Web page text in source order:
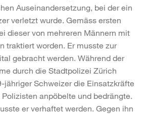
Auseinandersetzung, bei der ein
verletzt wurde. Gemäss ersten
dieser von mehreren Männern mit
traktiert worden. Er musste zur
gebracht werden. Während der
durch die Stadtpolizei Zürich
jähriger Schweizer die Einsatzkräfte
anpöbelte und bedrängte.
er verhaftet werden. Gegen ihn